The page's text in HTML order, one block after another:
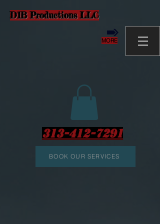
D1B Productions LLC
MORE
313-412-7291
BOOK OUR SERVICES